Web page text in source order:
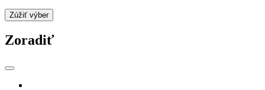
Zúžiť výber
Zoradiť